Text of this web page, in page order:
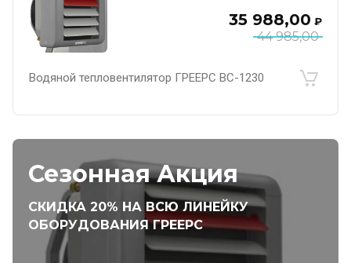
44 985,00
35 988,00 ₽
Водяной тепловентилятор ГРЕЕРС ВС-1230
Сезонная Акция
СКИДКА 20% НА ВСЮ ЛИНЕЙКУ
ОБОРУДОВАНИЯ ГРЕЕРС